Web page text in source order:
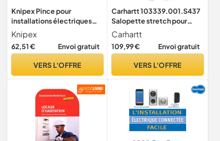
Knipex Pince pour
installations électriques
avec poignées
multimatières 200 mm, 13
92 200
Knipex
62,51 € Envoi gratuit
VERS L'OFFRE
Carhartt 103339.001.S437
Salopette stretch pour
homme Coupe droite Noir
Taille W38/L34
Carhartt
109,99 € Envoi gratuit
VERS L'OFFRE